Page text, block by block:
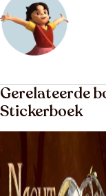
Gerelateerde
Stickerboek